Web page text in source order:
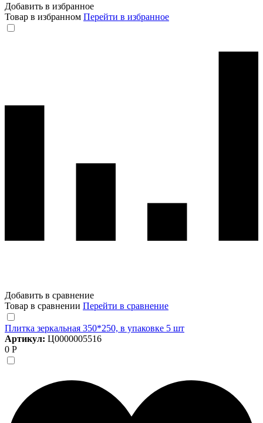
Добавить в избранное
Товар в избранном Перейти в избранное
Добавить в сравнение
Товар в сравнении Перейти в сравнение
Плитка зеркальная 350*250, в упаковке 5 шт
Артикул: Ц0000005516
0 Р